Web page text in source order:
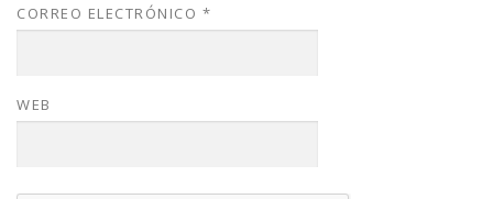
CORREO ELECTRÓNICO *
WEB